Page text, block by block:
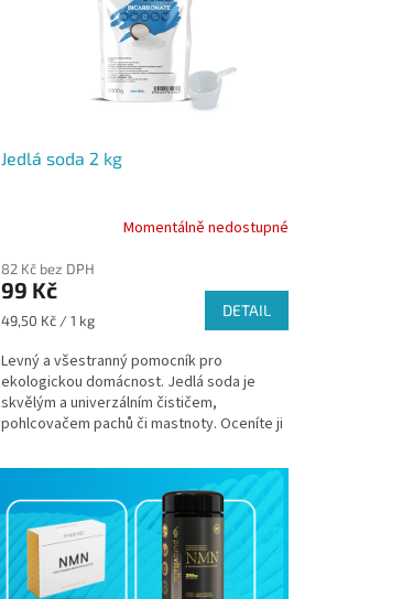
Jedlá soda 2 kg
produktu
je
5,0
5
hvězdiček.
Momentálně nedostupné
82 Kč bez DPH
99 Kč
Měrná
49,50 Kč / 1 kg
DETAIL
Levný a všestranný pomocník pro
ekologickou domácnost. Jedlá soda je
skvělým a univerzálním čističem,
pohlcovačem pachů či mastnoty. Oceníte ji